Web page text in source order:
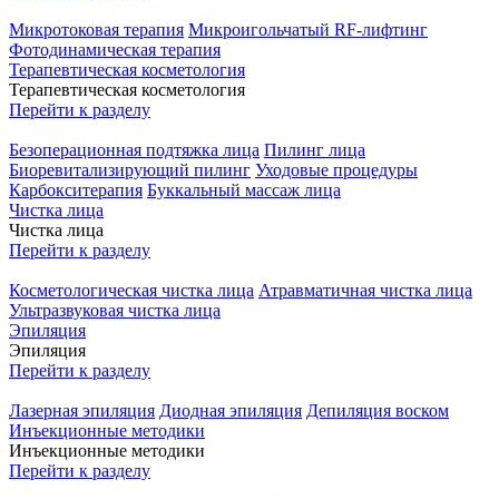
Микротоковая терапия Микроигольчатый RF-лифтинг
Фотодинамическая терапия
Терапевтическая косметология
Терапевтическая косметология
Перейти к разделу
Безоперационная подтяжка лица Пилинг лица
Биоревитализирующий пилинг Уходовые процедуры
Карбокситерапия Буккальный массаж лица
Чистка лица
Чистка лица
Перейти к разделу
Косметологическая чистка лица Атравматичная чистка лица
Ультразвуковая чистка лица
Эпиляция
Эпиляция
Перейти к разделу
Лазерная эпиляция Диодная эпиляция Депиляция воском
Инъекционные методики
Инъекционные методики
Перейти к разделу